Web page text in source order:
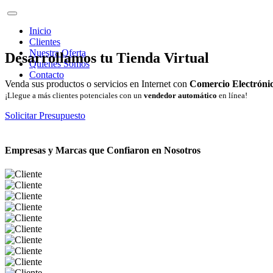
Inicio
Clientes
Nuestra Oferta
Quienes Somos
Contacto
Desarrollamos tu Tienda Virtual
Venda sus productos o servicios en Internet con Comercio
¡Llegue a más clientes potenciales con un vendedor automático en línea!
Solicitar Presupuesto
Empresas y Marcas que Confiaron en Nosotros